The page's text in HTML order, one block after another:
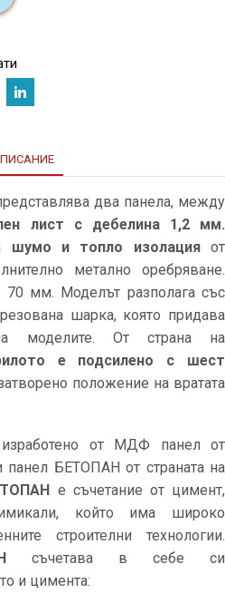
два панела, между
лист с дебелина 1,2 мм.
шумо и топло изолацияот
метално оребряване.
70 мм. Моделът разполага със
шарка, която придава
моделите. От страна на
е подсилено с шест
положение на вратата
от МДФ панел от
панел БЕТОПАН от страната на
е съчетание от цимент,
който има широко
строителни технологии.
съчетава в себе си
и цимента: